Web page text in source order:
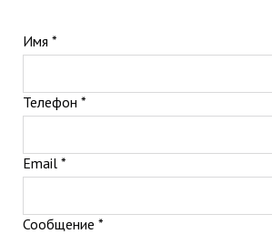
Имя *
Телефон *
Email *
Сообщение *